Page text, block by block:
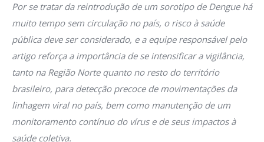
Por se tratar da reintrodução de um sorotipo de Dengue há
muito tempo sem circulação no país, o risco à saúde
pública deve ser considerado, e a equipe responsável pelo
artigo reforça a importância de se intensificar a vigilância,
tanto na Região Norte quanto no resto do território
brasileiro, para detecção precoce de movimentações da
linhagem viral no país, bem como manutenção de um
monitoramento contínuo do vírus e de seus impactos à
saúde coletiva.